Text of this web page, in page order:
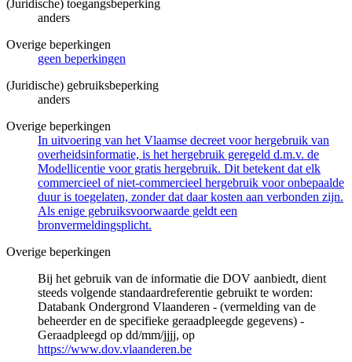
(Juridische) toegangsbeperking
anders
Overige beperkingen
geen beperkingen
(Juridische) gebruiksbeperking
anders
Overige beperkingen
In uitvoering van het Vlaamse decreet voor hergebruik van
overheidsinformatie, is het hergebruik geregeld d.m.v. de
Modellicentie voor gratis hergebruik. Dit betekent dat elk
commercieel of niet-commercieel hergebruik voor onbepaalde
duur is toegelaten, zonder dat daar kosten aan verbonden zijn.
Als enige gebruiksvoorwaarde geldt een
bronvermeldingsplicht.
Overige beperkingen
Bij het gebruik van de informatie die DOV aanbiedt, dient
steeds volgende standaardreferentie gebruikt te worden:
Databank Ondergrond Vlaanderen - (vermelding van de
beheerder en de specifieke geraadpleegde gegevens) -
Geraadpleegd op dd/mm/jjjj, op
https://www.dov.vlaanderen.be